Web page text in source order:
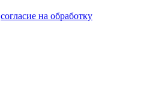
согласие на обработку